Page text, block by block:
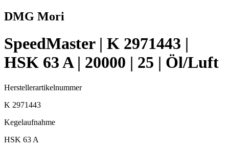
DMG Mori
SpeedMaster | K 2971443 |
HSK 63 A | 20000 | 25 | Öl/Luft
Herstellerartikelnummer
K 2971443
Kegelaufnahme
HSK 63 A